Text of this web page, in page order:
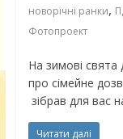
новорічні ранки,
Фотопроект
На зимові свята
про сімейне
зібрав для вас
Читати далі